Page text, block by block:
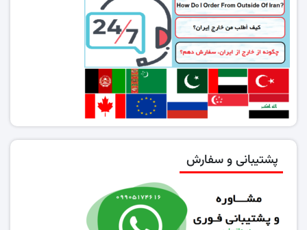
پشتیبانی و سفارش